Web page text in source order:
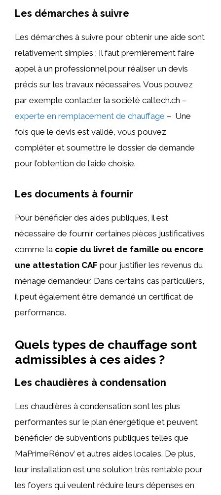
Les démarches à suivre
Les démarches à suivre pour obtenir une aide sont
relativement simples : Il faut premièrement faire
appel à un professionnel pour réaliser un devis
précis sur les travaux nécessaires. Vous pouvez
par exemple contacter la société caltech.ch –
experte en remplacement de chauffage – Une
fois que le devis est validé, vous pouvez
compléter et soumettre le dossier de demande
pour l’obtention de l’aide choisie.
Les documents à fournir
Pour bénéficier des aides publiques, il est
nécessaire de fournir certaines pièces justificatives
comme la copie du livret de famille ou encore
une attestation CAF pour justifier les revenus du
ménage demandeur. Dans certains cas particuliers,
il peut également être demandé un certificat de
performance.
Quels types de chauffage sont
admissibles à ces aides ?
Les chaudières à condensation
Les chaudières à condensation sont les plus
performantes sur le plan énergétique et peuvent
bénéficier de subventions publiques telles que
MaPrimeRénov’ et autres aides locales. De plus,
leur installation est une solution très rentable pour
les foyers qui veulent réduire leurs dépenses en